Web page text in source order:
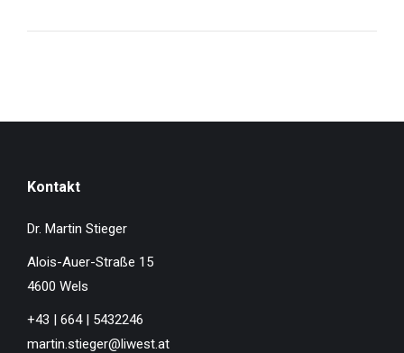
Kontakt
Dr. Martin Stieger
Alois-Auer-Straße 15
4600 Wels
+43 | 664 | 5432246
martin.stieger@liwest.at